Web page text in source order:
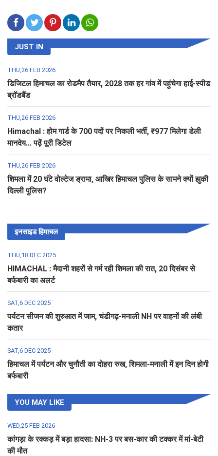
JUST IN
THU,26 FEB 2026
डिजिटल हिमाचल का रोडमैप तैयार, 2028 तक हर गांव में पहुंचेगा हाई-स्पीड
ब्रॉडबैंड
THU,26 FEB 2026
Himachal : होम गार्ड के 700 पदों पर निकली भर्ती, ₹977 मिलेगा डेली
मानदेय... पढ़ें पूरी डिटेल
THU,26 FEB 2026
शिमला में 20 घंटे वोल्टेज ड्रामा, आखिर हिमाचल पुलिस के सामने क्यों झुकी
दिल्ली पुलिस?
इनसाइड हिमाचल
THU,18 DEC 2025
HIMACHAL : मैदानी शहरों से गर्म रही शिमला की रात, 20 दिसंबर से
बर्फबारी का अलर्ट
SAT,6 DEC 2025
पर्यटन सीजन की शुरुआत में जाम, चंडीगढ़-मनाली NH पर वाहनों की लंबी
कतार
SAT,6 DEC 2025
हिमाचल में पर्यटन और चुनौती का दोहरा रुख, शिमला-मनाली में इन दिन होगी
बर्फबारी
YOU MAY LIKE
WED,25 FEB 2026
कांगड़ा के रक्कड़ में बड़ा हादसा: NH-3 पर बस-कार की टक्कर में मां-बेटी
की मौत